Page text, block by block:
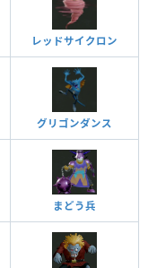
レッドサイクロン
グリゴンダンス
まどう兵